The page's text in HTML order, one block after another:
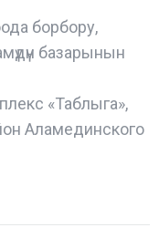
борбору,
базарынын
«Таблыга»,
Аламединского